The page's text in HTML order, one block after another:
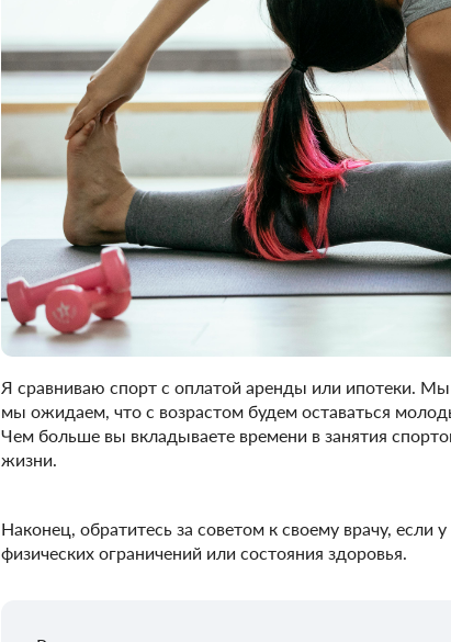
Я сравниваю спорт с оплатой аренды или ипотеки.
мы ожидаем, что с возрастом будем оставаться
Чем больше вы вкладываете времени в занятия
жизни.
Наконец, обратитесь за советом к своему врачу, если
физических ограничений или состояния здоровья.